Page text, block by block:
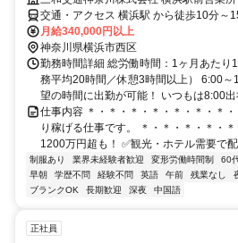
交通・アクセス 横浜駅 から徒歩10分～
月給340,000円以上
神奈川県横浜市西区
勤務時間詳細 総労働時間：1ヶ月あたり
務平均20時間／休憩3時間以上） 6:00
望の時間に出勤が可能！ いつもは8:00出
仕事内容 ＊・＊・＊・＊・＊・＊・＊
り稼げる仕事です。 ＊・＊・＊・＊・
1200万円超も！ ✅観光・ホテル需要で配
制服あり 業界未経験者歓迎 変形労働時間制 60
早朝
学歴不問 経験不問 英語 午前 残業なし
ブランクOK
長期歓迎 深夜 中国語
正社員